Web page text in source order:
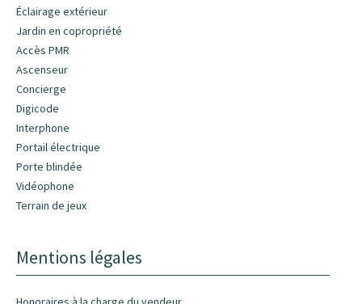
Éclairage extérieur
Jardin en copropriété
Accès PMR
Ascenseur
Concierge
Digicode
Interphone
Portail électrique
Porte blindée
Vidéophone
Terrain de jeux
Mentions légales